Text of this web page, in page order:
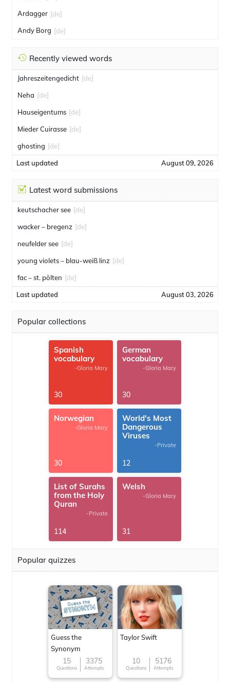
Ardagger [de]
Andy Borg [de]
Recently viewed words
Jahreszeitengedicht [de]
Neha [de]
Hauseigentums [de]
Mieder Cuirasse [de]
ghosting [de]
Last updated August 09, 2026
Latest word submissions
keutschacher see [de]
wacker – bregenz [de]
neufelder see [de]
young violets – blau-weiß linz [de]
fac – st. pölten [de]
Last updated August 03, 2026
Popular collections
Spanish
vocabulary
-Gloria Mary
30
German
vocabulary
-Gloria Mary
30
Norwegian
-Gloria Mary
30
World's Most
Dangerous
Viruses
-Private
12
List of Surahs
from the Holy
Quran
-Private
114
Welsh
-Gloria Mary
31
Popular quizzes
Guess the
Synonym
15
Questions
3375
Attempts
Taylor Swift
10
Questions
5176
Attempts